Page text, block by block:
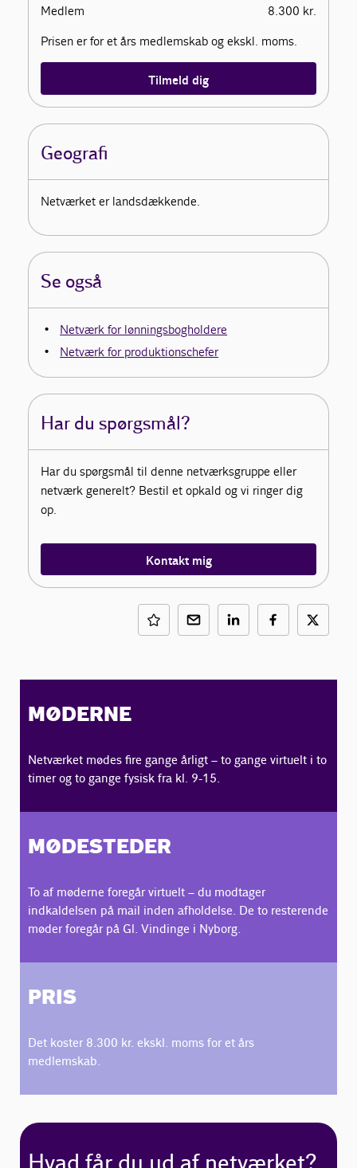
Medlem
8.300 kr.
Prisen er for et års medlemskab og ekskl. moms.
Tilmeld dig
Geografi
Netværket er landsdækkende.
Se også
Netværk for lønningsbogholdere
Netværk for produktionschefer
Har du spørgsmål?
Har du spørgsmål til denne netværksgruppe eller
netværk generelt? Bestil et opkald og vi ringer dig
op.
Kontakt mig
MØDERNE
Netværket mødes fire gange årligt – to gange virtuelt i to
timer og to gange fysisk fra kl. 9-15.
MØDESTEDER
To af møderne foregår virtuelt – du modtager
indkaldelsen på mail inden afholdelse. De to resterende
møder foregår på Gl. Vindinge i Nyborg.
PRIS
Det koster 8.300 kr. ekskl. moms for et års
medlemskab.